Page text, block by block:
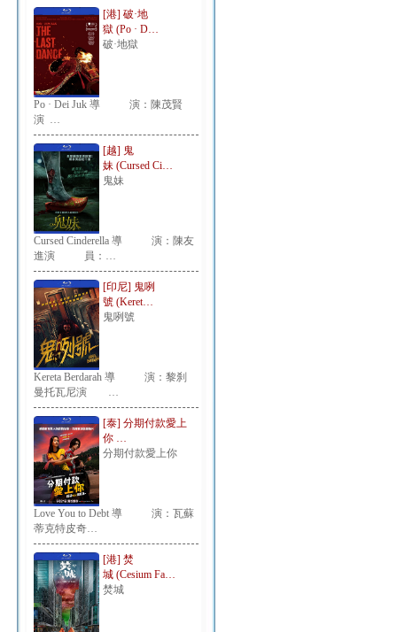
[港] 破·地
獄 (Po · D…
破·地獄
Po · Dei Juk 導 演：陳茂賢
演 …
[越] 鬼
妹 (Cursed Ci…
鬼妹
Cursed Cinderella 導 演：陳友
進演 員：…
[印尼] 鬼咧
號 (Keret…
鬼咧號
Kereta Berdarah 導 演：黎刹
曼托瓦尼演 …
[泰] 分期付款愛上
你 …
分期付款愛上你
Love You to Debt 導 演：瓦蘇
蒂克特皮奇…
[港] 焚
城 (Cesium Fa…
焚城